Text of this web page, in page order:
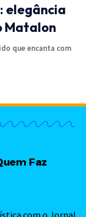
elegância
Matalon
que encanta com
Faz
com o Jornal